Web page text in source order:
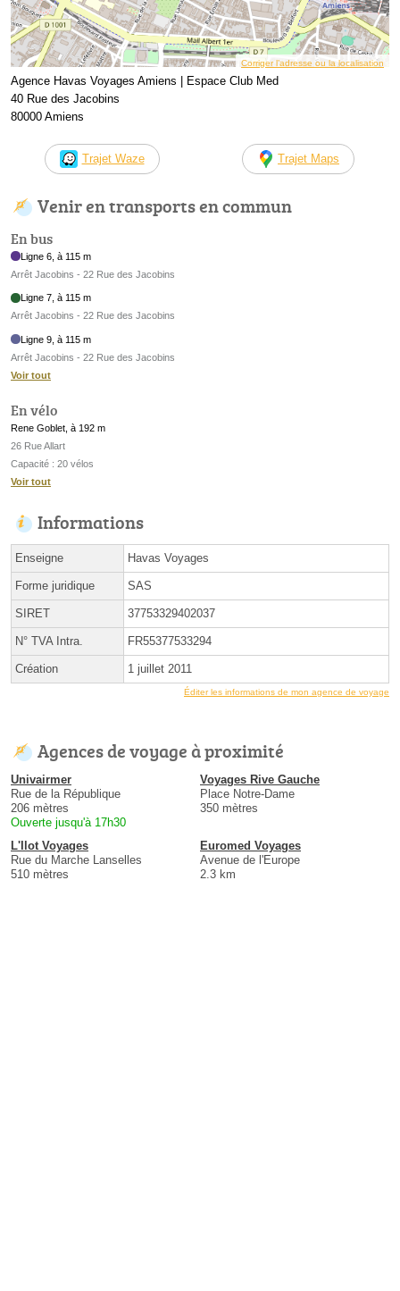
Corriger l’adresse ou la localisation
Agence Havas Voyages Amiens | Espace Club Med
40 Rue des Jacobins
80000 Amiens
Trajet Waze Trajet Maps
Venir en transports en commun
En bus
Ligne 6, à 115 m
Arrêt Jacobins - 22 Rue des Jacobins
Ligne 7, à 115 m
Arrêt Jacobins - 22 Rue des Jacobins
Ligne 9, à 115 m
Arrêt Jacobins - 22 Rue des Jacobins
Voir tout
En vélo
Rene Goblet, à 192 m
26 Rue Allart
Capacité : 20 vélos
Voir tout
Informations
Enseigne Havas Voyages
Forme juridique SAS
SIRET 37753329402037
N° TVA Intra. FR55377533294
Création 1 juillet 2011
Éditer les informations de mon agence de voyage
Agences de voyage à proximité
Univairmer
Rue de la République
206 mètres
Ouverte jusqu'à 17h30
Voyages Rive Gauche
Place Notre-Dame
350 mètres
L'Ilot Voyages
Rue du Marche Lanselles
510 mètres
Euromed Voyages
Avenue de l'Europe
2.3 km